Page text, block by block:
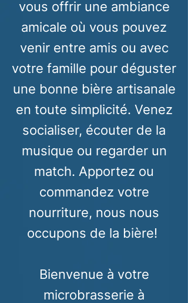
vous offrir une ambiance
amicale où vous pouvez
venir entre amis ou avec
votre famille pour déguster
une bonne bière artisanale
en toute simplicité. Venez
socialiser, écouter de la
musique ou regarder un
match. Apportez ou
commandez votre
nourriture, nous nous
occupons de la bière!
Bienvenue à votre
microbrasserie à